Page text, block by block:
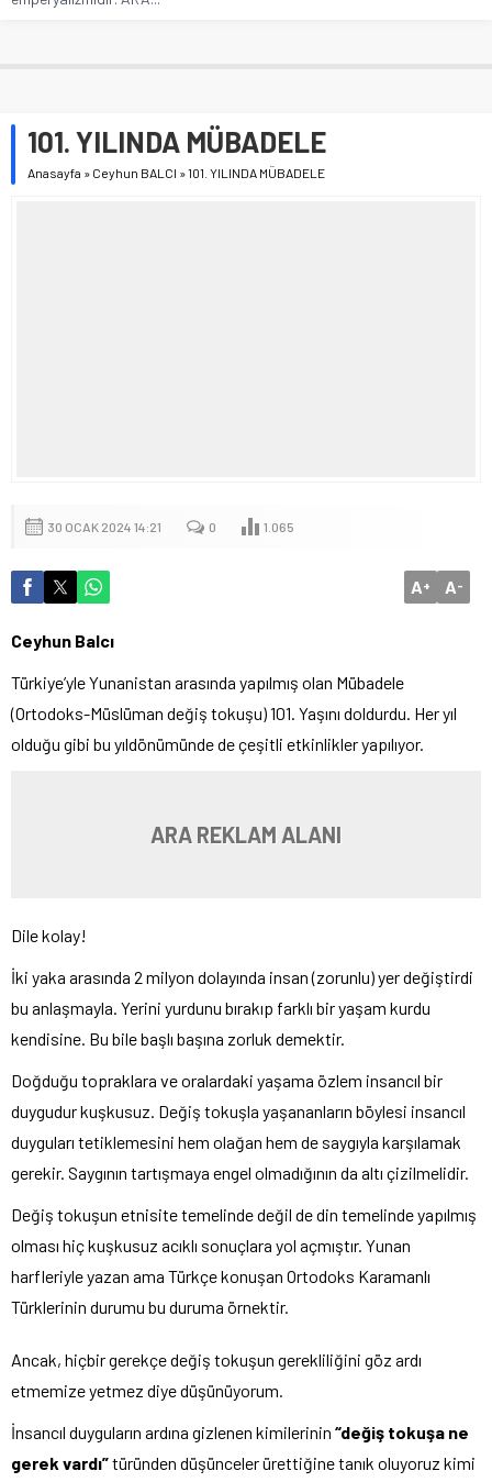
101. YILINDA MÜBADELE
Anasayfa » Ceyhun BALCI »101. YILINDA MÜBADELE
30 OCAK 2024 14:21 0 1.065
A+ A-
Ceyhun Balcı
Türkiye’yle Yunanistan arasında yapılmış olan Mübadele
(Ortodoks-Müslüman değiş tokuşu) 101. Yaşını doldurdu. Her yıl
olduğu gibi bu yıldönümünde de çeşitli etkinlikler yapılıyor.
ARA REKLAM ALANI
Dile kolay!
İki yaka arasında 2 milyon dolayında insan (zorunlu) yer değiştirdi
bu anlaşmayla. Yerini yurdunu bırakıp farklı bir yaşam kurdu
kendisine. Bu bile başlı başına zorluk demektir.
Doğduğu topraklara ve oralardaki yaşama özlem insancıl bir
duygudur kuşkusuz. Değiş tokuşla yaşananların böylesi insancıl
duyguları tetiklemesini hem olağan hem de saygıyla karşılamak
gerekir. Saygının tartışmaya engel olmadığının da altı çizilmelidir.
Değiş tokuşun etnisite temelinde değil de din temelinde yapılmış
olması hiç kuşkusuz acıklı sonuçlara yol açmıştır. Yunan
harfleriyle yazan ama Türkçe konuşan Ortodoks Karamanlı
Türklerinin durumu bu duruma örnektir.
Ancak, hiçbir gerekçe değiş tokuşun gerekliliğini göz ardı
etmemize yetmez diye düşünüyorum.
İnsancıl duyguların ardına gizlenen kimilerinin “değiş tokuşa ne
gerek vardı”türünden düşünceler ürettiğine tanık oluyoruz kimi